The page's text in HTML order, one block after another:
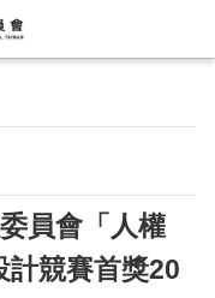
員會「人權
計競賽首獎20